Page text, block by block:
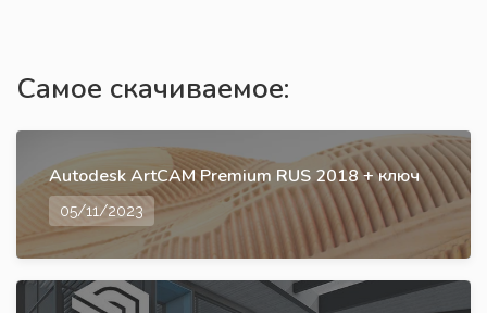
Самое скачиваемое:
Autodesk ArtCAM Premium RUS 2018 + ключ
05/11/2023